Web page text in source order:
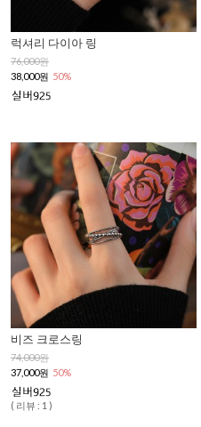
럭셔리 다이아 링
76,000원
38,000원 50%
비즈 크로스링
74,000원
37,000원 50%
( 리뷰 : 1 )